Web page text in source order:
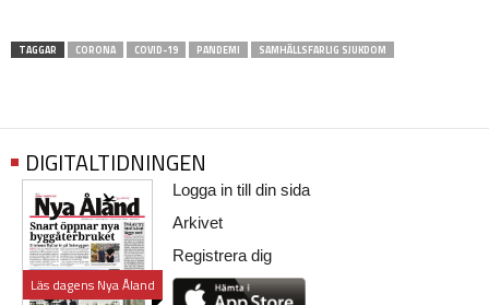
TAGGAR CORONA COVID-19 PANDEMI SAMHÄLLSFARLIG SJUKDOM
DIGITALTIDNINGEN
Läs dagens Nya Åland
Logga in till din sida
Arkivet
Registrera dig